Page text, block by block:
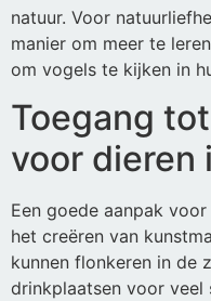
natuur. Voor
manier om meer te
om vogels te kijken in
Toegang
voor dieren
Een goede aanpak
het creëren van
kunnen flonkeren in de
drinkplaatsen voor veel